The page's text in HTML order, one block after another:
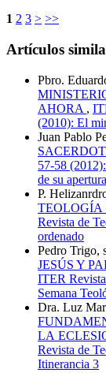
1 2 3 > >>
Artículos
Pbro.
AHORA ,
(2010): El
Juan Pablo
57-58
de su apertura
P.
TEOLOGÍA
Revista de
ordenado
Pedro Trigo,
JESÚS Y
ITER
Semana
Dra. Luz
LA
Revista de
Itinerancia 3